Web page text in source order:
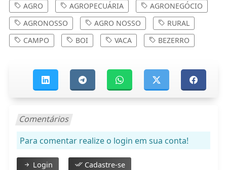
AGRO AGROPECUÁRIA
AGRONEGÓCIO
AGRONOSSO
AGRO NOSSO
RURAL
CAMPO
BOI VACA BEZERRO
Comentários
Para comentar realize o login em sua conta!
Login Cadastre-se